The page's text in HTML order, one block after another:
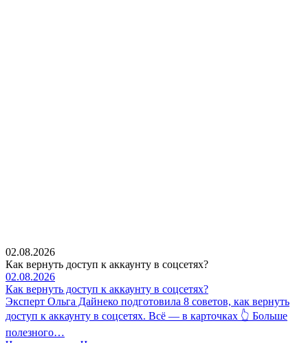
02.08.2026
Как вернуть доступ к аккаунту в соцсетях?
02.08.2026
Как вернуть доступ к аккаунту в соцсетях?
Эксперт Ольга Дайнеко подготовила 8 советов, как вернуть
доступ к аккаунту в соцсетях. Всё — в карточках 👆 Больше
полезного…